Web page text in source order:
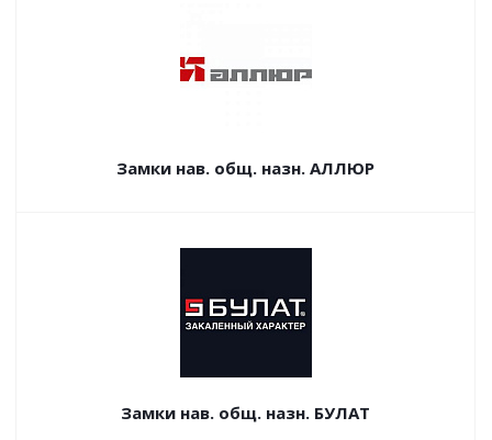
Замки нав. общ. назн. АЛЛЮР
Замки нав. общ. назн. БУЛАТ